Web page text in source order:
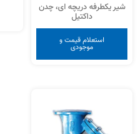
شیر یکطرفه دریچه ای، چدن
داکتیل
استعلام قیمت و
موجودی